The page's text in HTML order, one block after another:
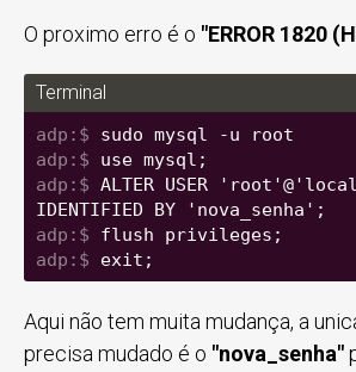
O proximo erro é o "ERROR 1820
Terminal
sudo mysql -u root
use mysql;
ALTER USER
IDENTIFIED BY 'nova_senha';
flush privileges;
exit;
Aqui não tem muita mudança, a
precisa mudado é o "nova_senha"